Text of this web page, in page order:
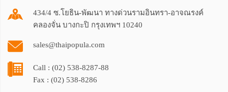
434/4 ซ.โยธิน-พัฒนา ทางด่วนรามอินทรา-อาจณรงค์
คลองจั่น บางกะปิ กรุงเทพฯ 10240
sales@thaipopula.com
Call : (02) 538-8287-88
Fax : (02) 538-8286